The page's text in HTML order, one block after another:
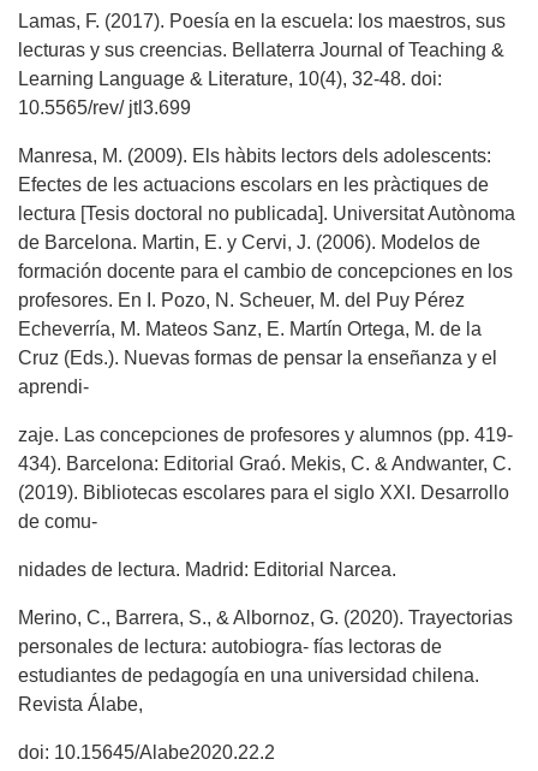
Lamas, F. (2017). Poesía en la escuela: los maestros, sus
lecturas y sus creencias. Bellaterra Journal of Teaching &
Learning Language & Literature, 10(4), 32-48. doi:
10.5565/rev/ jtl3.699
Manresa, M. (2009). Els hàbits lectors dels adolescents:
Efectes de les actuacions escolars en les pràctiques de
lectura [Tesis doctoral no publicada]. Universitat Autònoma
de Barcelona. Martin, E. y Cervi, J. (2006). Modelos de
formación docente para el cambio de concepciones en los
profesores. En I. Pozo, N. Scheuer, M. del Puy Pérez
Echeverría, M. Mateos Sanz, E. Martín Ortega, M. de la
Cruz (Eds.). Nuevas formas de pensar la enseñanza y el
aprendi-
zaje. Las concepciones de profesores y alumnos (pp. 419-
434). Barcelona: Editorial Graó. Mekis, C. & Andwanter, C.
(2019). Bibliotecas escolares para el siglo XXI. Desarrollo
de comu-
nidades de lectura. Madrid: Editorial Narcea.
Merino, C., Barrera, S., & Albornoz, G. (2020). Trayectorias
personales de lectura: autobiogra- fías lectoras de
estudiantes de pedagogía en una universidad chilena.
Revista Álabe,
doi: 10.15645/Alabe2020.22.2